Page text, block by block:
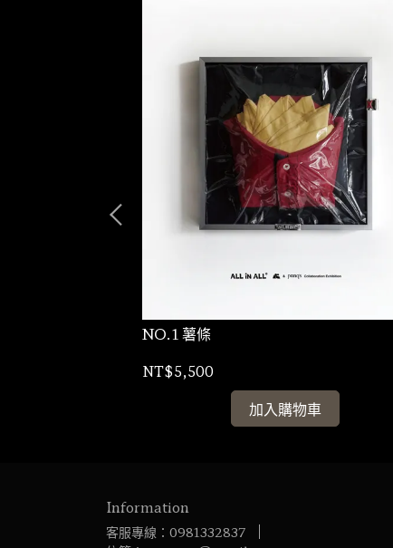
NO.1 薯條
NT$5,500
加入購物車
Information
客服專線：0981332837